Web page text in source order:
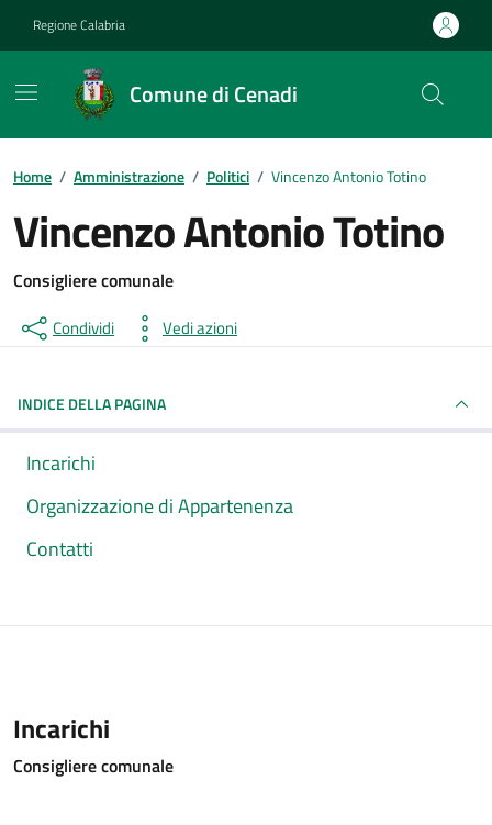
Regione Calabria
Comune di Cenadi
Home / Amministrazione / Politici / Vincenzo Antonio Totino
Vincenzo Antonio Totino
Consigliere comunale
Condividi Vedi azioni
INDICE DELLA PAGINA
Incarichi
Organizzazione di Appartenenza
Contatti
Incarichi
Consigliere comunale